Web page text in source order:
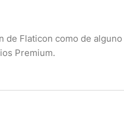
Flaticon como de
Premium.